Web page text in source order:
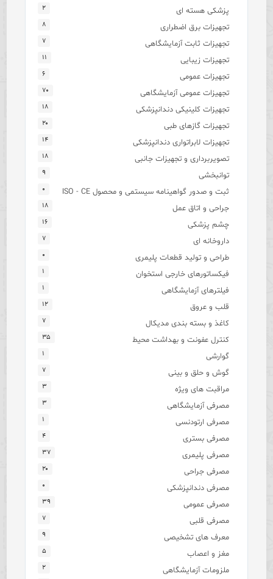
پزشکی هسته ای ۲
تجهیزات برق اضطراری ۸
تجهیزات ثابت آزمایشگاهی ۷
تجهیزات زیبایی ۱۱
تجهیزات عمومی ۶
تجهیزات عمومی آزمایشگاهی ۷۰
تجهیزات کلینیکی دندانپزشکی ۱۸
تجهیزات گازهای طبی ۲۰
تجهیزات لابراتواری دندانپزشکی ۱۴
تصویربرداری و تجهیزات جانبی ۱۸
توانبخشی ۹
ثبت و صدور گواهینامه سیستمی و محصول ISO - CE ۰
جراحی و اتاق عمل ۱۸
چشم پزشکی ۱۶
داروخانه ای ۷
طراحی و تولید قطعات پلیمری ۰
فیکساتورهای خارجی استخوان ۱
فیلترهای آزمایشگاهی ۱
قلب و عروق ۱۲
کاغذ و بسته بندی مدیکال ۷
کنترل عفونت و بهداشت محیط ۳۵
گوارشی ۱
گوش و حلق و بینی ۷
مراقبت های ویژه ۳
مصرفی آزمایشگاهی ۳
مصرفی ارتودنسی ۱
مصرفی بستری ۴
مصرفی پلیمری ۳۷
مصرفی جراحی ۲۰
مصرفی دندانپزشکی ۰
مصرفی عمومی ۳۹
مصرفی قلبی ۷
معرف های تشخیصی ۹
مغز و اعصاب ۵
ملزومات آزمایشگاهی ۲